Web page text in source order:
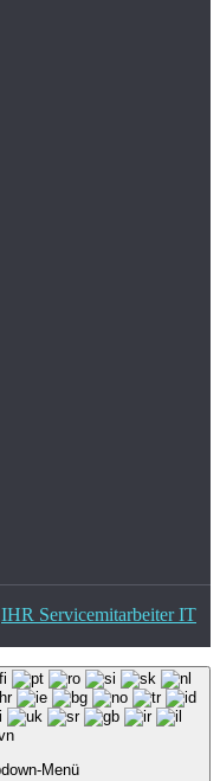
IHR Servicemitarbeiter IT